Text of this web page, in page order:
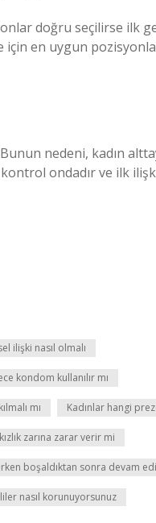
doğru seçilirse ilk
için en uygun
nedeni, kadın
ondadır ve ilk
ilişki nasıl olmalı
kondom kullanılır mı
mı Kadınlar hangi
zarına zarar verir mi
boşaldıktan sonra devam
nasıl korunuyorsunuz